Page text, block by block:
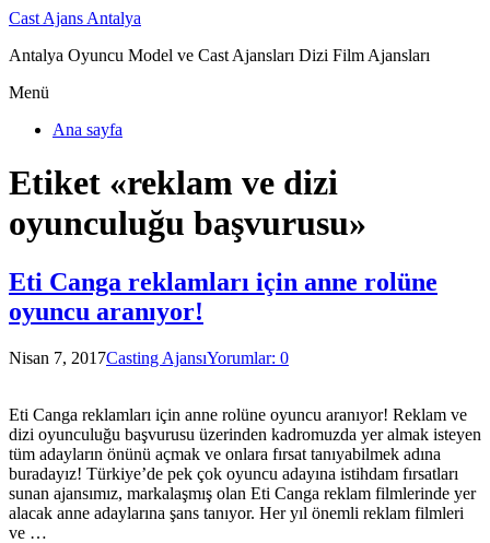
Cast Ajans Antalya
Antalya Oyuncu Model ve Cast Ajansları Dizi Film Ajansları
Menü
Ana sayfa
Etiket «reklam ve dizi
oyunculuğu başvurusu»
Eti Canga reklamları için anne rolüne
oyuncu aranıyor!
Nisan 7, 2017Casting AjansıYorumlar: 0
Eti Canga reklamları için anne rolüne oyuncu aranıyor! Reklam ve
dizi oyunculuğu başvurusu üzerinden kadromuzda yer almak isteyen
tüm adayların önünü açmak ve onlara fırsat tanıyabilmek adına
buradayız! Türkiye’de pek çok oyuncu adayına istihdam fırsatları
sunan ajansımız, markalaşmış olan Eti Canga reklam filmlerinde yer
alacak anne adaylarına şans tanıyor. Her yıl önemli reklam filmleri
ve …